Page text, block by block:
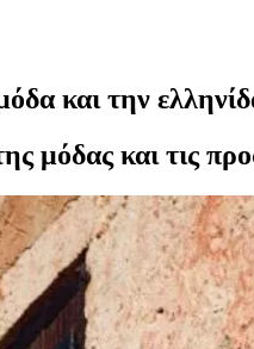
και την
μόδας και τις